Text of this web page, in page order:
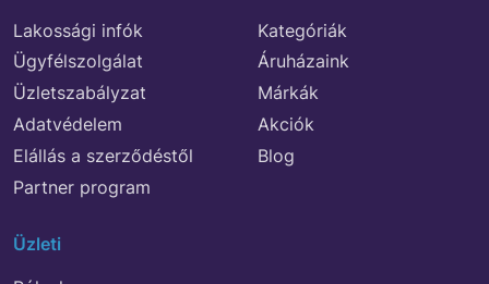
Lakossági infók
Ügyfélszolgálat
Üzletszabályzat
Adatvédelem
Elállás a szerződéstől
Partner program
Kategóriák
Áruházaink
Márkák
Akciók
Blog
Üzleti